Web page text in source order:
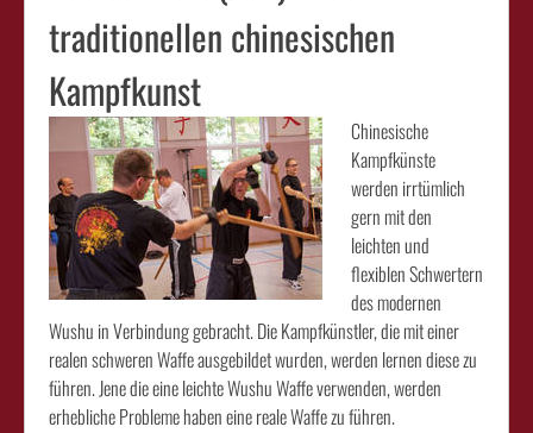
traditionellen chinesischen
Kampfkunst
Chinesische
Kampfkünste
werden irrtümlich
gern mit den
leichten und
flexiblen Schwertern
des modernen
Wushu in Verbindung gebracht. Die Kampfkünstler, die mit einer
realen schweren Waffe ausgebildet wurden, werden lernen diese zu
führen. Jene die eine leichte Wushu Waffe verwenden, werden
erhebliche Probleme haben eine reale Waffe zu führen.